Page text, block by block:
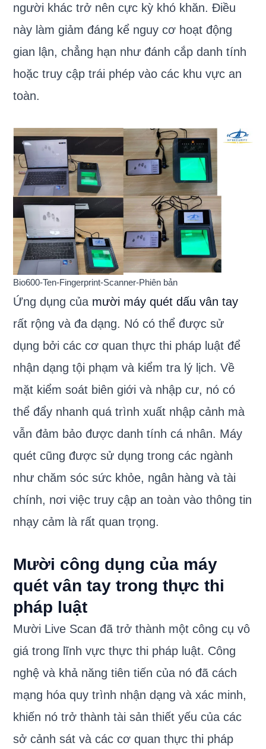
người khác trở nên cực kỳ khó khăn. Điều
này làm giảm đáng kể nguy cơ hoạt động
gian lận, chẳng hạn như đánh cắp danh tính
hoặc truy cập trái phép vào các khu vực an
toàn.
Bio600-Ten-Fingerprint-Scanner-Phiên bản
Ứng dụng của mười máy quét dấu vân tay
rất rộng và đa dạng. Nó có thể được sử
dụng bởi các cơ quan thực thi pháp luật để
nhận dạng tội phạm và kiểm tra lý lịch. Về
mặt kiểm soát biên giới và nhập cư, nó có
thể đẩy nhanh quá trình xuất nhập cảnh mà
vẫn đảm bảo được danh tính cá nhân. Máy
quét cũng được sử dụng trong các ngành
như chăm sóc sức khỏe, ngân hàng và tài
chính, nơi việc truy cập an toàn vào thông tin
nhạy cảm là rất quan trọng.
Mười công dụng của máy
quét vân tay trong thực thi
pháp luật
Mười Live Scan đã trở thành một công cụ vô
giá trong lĩnh vực thực thi pháp luật. Công
nghệ và khả năng tiên tiến của nó đã cách
mạng hóa quy trình nhận dạng và xác minh,
khiến nó trở thành tài sản thiết yếu của các
sở cảnh sát và các cơ quan thực thi pháp